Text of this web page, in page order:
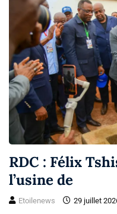
RDC : Félix
l’usine de
Etoilenews 29 juillet